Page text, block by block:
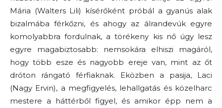
Mária (Walters Lili) kísérőként próbál a gyanús alak
bizalmába férkőzni, és ahogy az álrandevúk egyre
komolyabbra fordulnak, a törékeny kis nő úgy lesz
egyre magabiztosabb: nemsokára elhiszi magáról,
hogy több esze és nagyobb ereje van, mint az őt
dróton rángató férfiaknak. Eközben a pasija, Laci
(Nagy Ervin), a megfigyelés, lehallgatás és közelharc
mestere a háttérből figyel, és amikor épp nem a